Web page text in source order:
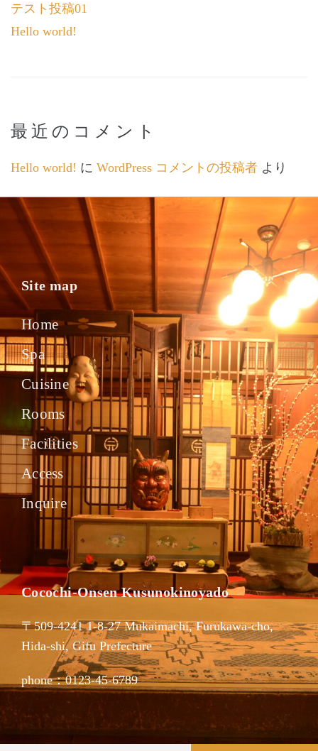
テスト投稿01
Hello world!
最近のコメント
Hello world! に WordPress コメントの投稿者 より
Site map
Home
Spa
Cuisine
Rooms
Facilities
Access
Inquire
Cocochi-Onsen Kusunokinoyado
〒509-4241 1-8-27 Mukaimachi, Furukawa-cho,
Hida-shi, Gifu Prefecture
phone：0123-45-6789